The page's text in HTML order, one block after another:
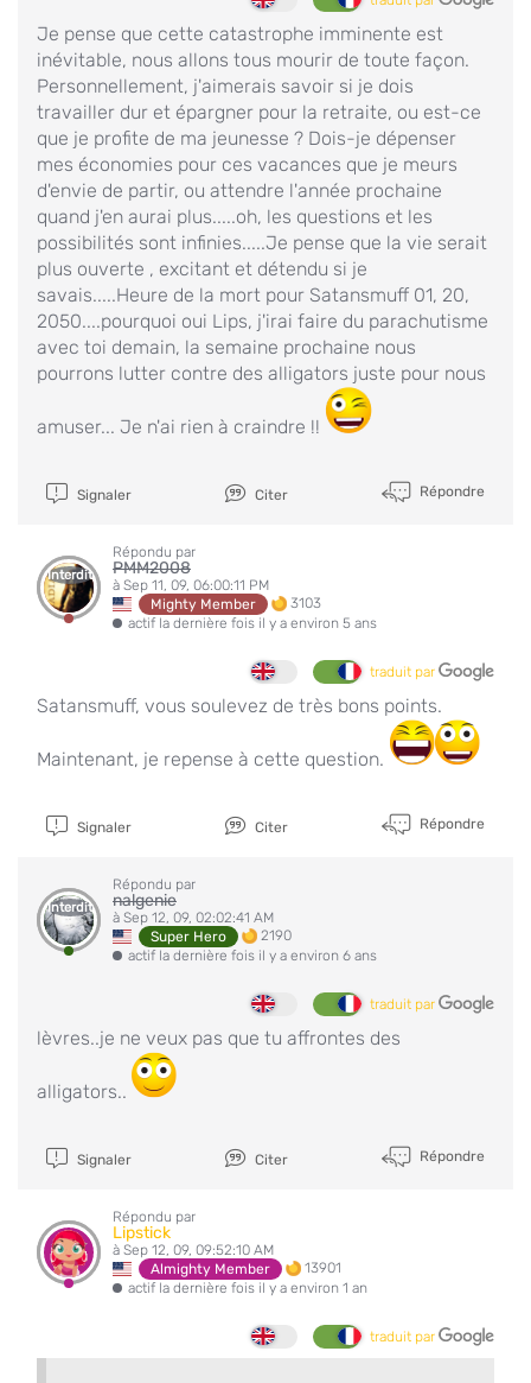
Je pense que cette catastrophe imminente est
inévitable, nous allons tous mourir de toute façon.
Personnellement, j'aimerais savoir si je dois
travailler dur et épargner pour la retraite, ou est-ce
que je profite de ma jeunesse ? Dois-je dépenser
mes économies pour ces vacances que je meurs
d'envie de partir, ou attendre l'année prochaine
quand j'en aurai plus.....oh, les questions et les
possibilités sont infinies.....Je pense que la vie serait
plus ouverte , excitant et détendu si je
savais.....Heure de la mort pour Satansmuff 01, 20,
2050....pourquoi oui Lips, j'irai faire du parachutisme
avec toi demain, la semaine prochaine nous
pourrons lutter contre des alligators juste pour nous
amuser... Je n'ai rien à craindre !!
Signaler Citer Répondre
Interdit
Répondu par
PMM2008
à Sep 11, 09, 06:00:11 PM
Mighty Member
3103
actif la dernière fois il y a environ 5 ans
traduit par
Satansmuff, vous soulevez de très bons points.
Maintenant, je repense à cette question.
Signaler Citer Répondre
Interdit
Répondu par
nalgenie
à Sep 12, 09, 02:02:41 AM
Super Hero
2190
actif la dernière fois il y a environ 6 ans
traduit par
lèvres..je ne veux pas que tu affrontes des
alligators..
Signaler Citer Répondre
Répondu par
Lipstick
à Sep 12, 09, 09:52:10 AM
Almighty Member
13901
actif la dernière fois il y a environ 1 an
traduit par